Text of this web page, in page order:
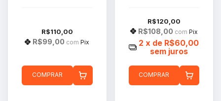
R$110,00
R$99,00 com Pix
COMPRAR
R$120,00
R$108,00 com Pix
2 x de R$60,00
sem juros
COMPRAR